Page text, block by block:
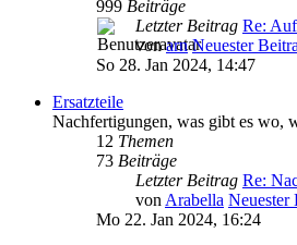
999 Beiträge
Letzter Beitrag Re:
vonarn Neuester
So 28. Jan 2024, 14:47
Ersatzteile
Nachfertigungen, was gibt es wo,
12 Themen
73 Beiträge
Letzter Beitrag Re:
von Arabella Neuester
Mo 22. Jan 2024, 16:24